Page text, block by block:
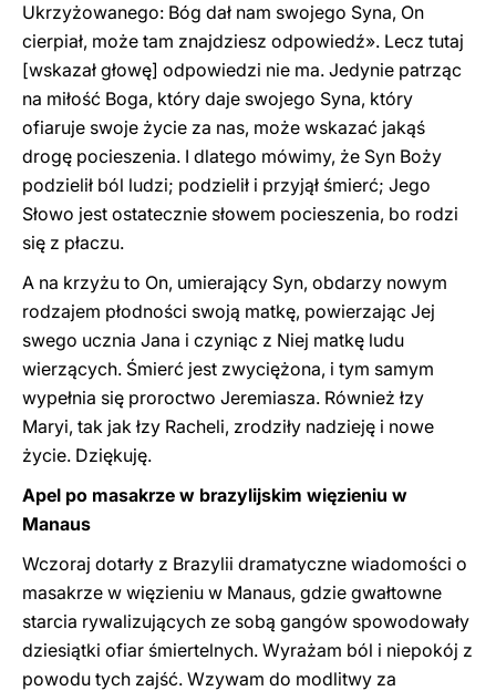
Ukrzyżowanego: Bóg dał nam swojego Syna, On
cierpiał, może tam znajdziesz odpowiedź». Lecz tutaj
[wskazał głowę] odpowiedzi nie ma. Jedynie patrząc
na miłość Boga, który daje swojego Syna, który
ofiaruje swoje życie za nas, może wskazać jakąś
drogę pocieszenia. I dlatego mówimy, że Syn Boży
podzielił ból ludzi; podzielił i przyjął śmierć; Jego
Słowo jest ostatecznie słowem pocieszenia, bo rodzi
się z płaczu.
A na krzyżu to On, umierający Syn, obdarzy nowym
rodzajem płodności swoją matkę, powierzając Jej
swego ucznia Jana i czyniąc z Niej matkę ludu
wierzących. Śmierć jest zwyciężona, i tym samym
wypełnia się proroctwo Jeremiasza. Również łzy
Maryi, tak jak łzy Racheli, zrodziły nadzieję i nowe
życie. Dziękuję.
Apel po masakrze w brazylijskim więzieniu w
Manaus
Wczoraj dotarły z Brazylii dramatyczne wiadomości o
masakrze w więzieniu w Manaus, gdzie gwałtowne
starcia rywalizujących ze sobą gangów spowodowały
dziesiątki ofiar śmiertelnych. Wyrażam ból i niepokój z
powodu tych zajść. Wzywam do modlitwy za